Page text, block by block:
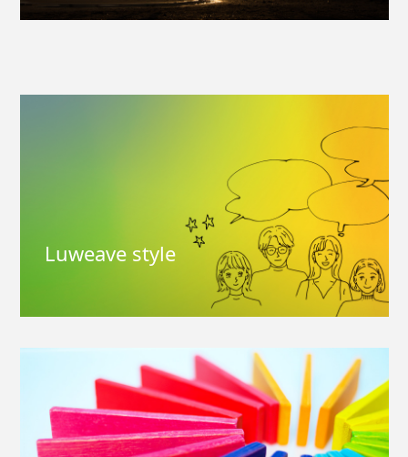
Luweave style